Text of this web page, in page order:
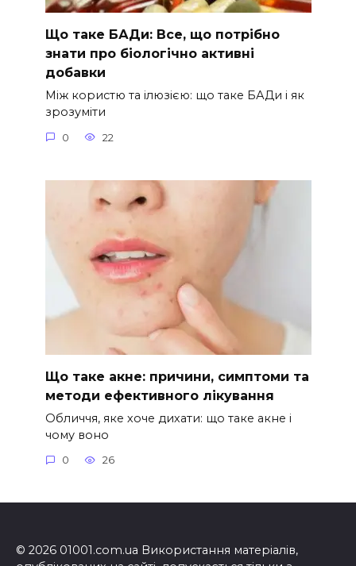
Що таке БАДи: Все, що потрібно
знати про біологічно активні
добавки
Між користю та ілюзією: що таке БАДи і як
зрозуміти
0 22
Що таке акне: причини, симптоми та
методи ефективного лікування
Обличчя, яке хоче дихати: що таке акне і
чому воно
0 26
© 2026 01001.com.ua Використання матеріалів,